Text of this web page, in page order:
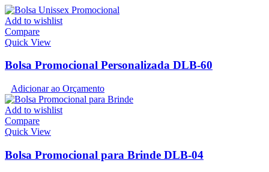
Add to wishlist
Compare
Quick View
Bolsa Promocional Personalizada DLB-60
Adicionar ao Orçamento
Add to wishlist
Compare
Quick View
Bolsa Promocional para Brinde DLB-04